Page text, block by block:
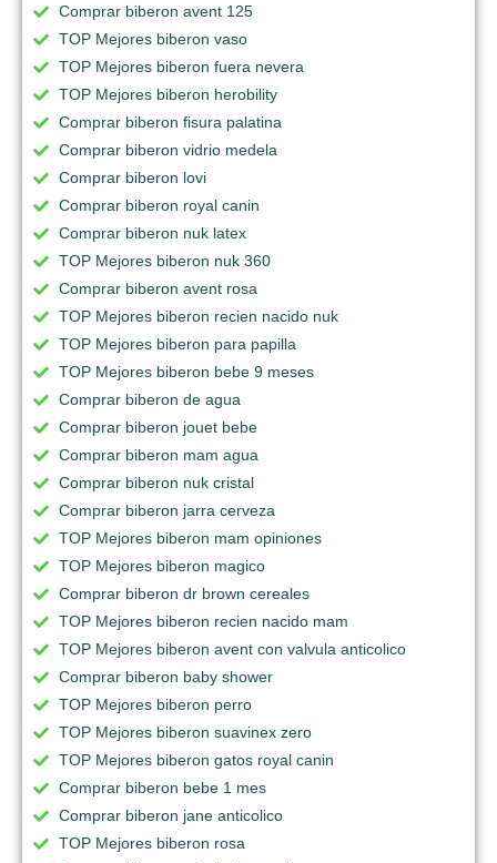
Comprar biberon avent 125
TOP Mejores biberon vaso
TOP Mejores biberon fuera nevera
TOP Mejores biberon herobility
Comprar biberon fisura palatina
Comprar biberon vidrio medela
Comprar biberon lovi
Comprar biberon royal canin
Comprar biberon nuk latex
TOP Mejores biberon nuk 360
Comprar biberon avent rosa
TOP Mejores biberon recien nacido nuk
TOP Mejores biberon para papilla
TOP Mejores biberon bebe 9 meses
Comprar biberon de agua
Comprar biberon jouet bebe
Comprar biberon mam agua
Comprar biberon nuk cristal
Comprar biberon jarra cerveza
TOP Mejores biberon mam opiniones
TOP Mejores biberon magico
Comprar biberon dr brown cereales
TOP Mejores biberon recien nacido mam
TOP Mejores biberon avent con valvula anticolico
Comprar biberon baby shower
TOP Mejores biberon perro
TOP Mejores biberon suavinex zero
TOP Mejores biberon gatos royal canin
Comprar biberon bebe 1 mes
Comprar biberon jane anticolico
TOP Mejores biberon rosa